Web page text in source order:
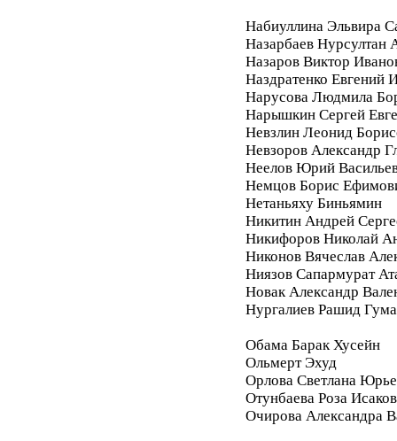
Набиуллина Эльвира
Назарбаев Нурсултан
Назаров Виктор
Наздратенко Евгений
Нарусова Людмила
Нарышкин Сергей
Невзлин Леонид
Невзоров Александр
Неелов Юрий
Немцов Борис
Нетаньяху Биньямин
Никитин Андрей
Никифоров Николай
Никонов Вячеслав
Ниязов Сапармурат
Новак Александр
Нургалиев Рашид
Обама Барак Хусейн
Ольмерт Эхуд
Орлова Светлана
Отунбаева Роза
Очирова Александра